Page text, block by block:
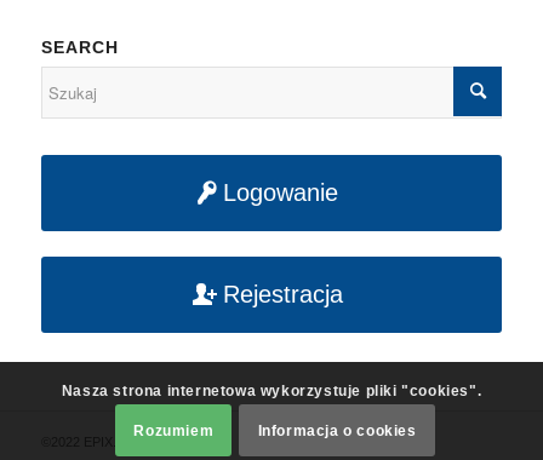
SEARCH
Logowanie
Rejestracja
Nasza strona internetowa wykorzystuje pliki "cookies".
Rozumiem Informacja o cookies